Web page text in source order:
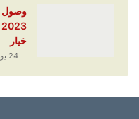
خيار
24 يونيو، 2023